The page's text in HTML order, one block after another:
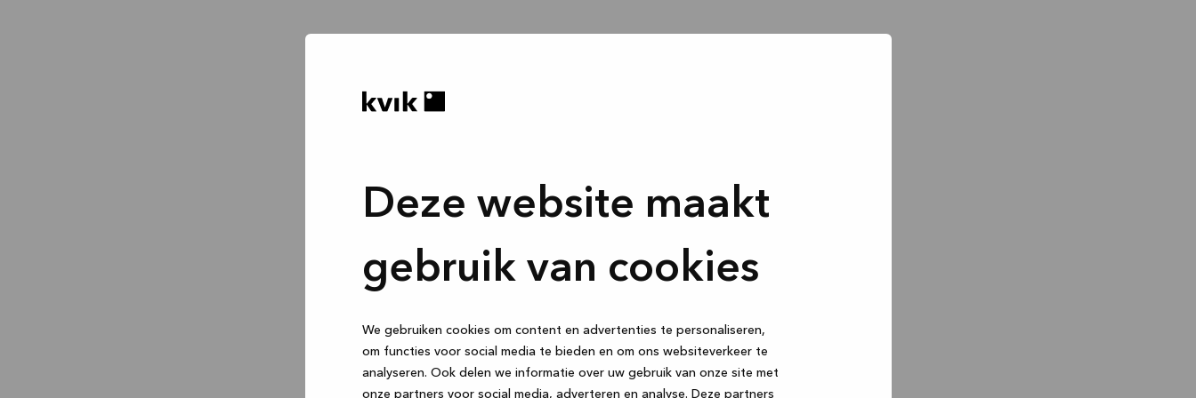
Deze website maakt
gebruik van cookies
We gebruiken cookies om content en advertenties te personaliseren,
om functies voor social media te bieden en om ons websiteverkeer te
analyseren. Ook delen we informatie over uw gebruik van onze site met
onze partners voor social media, adverteren en analyse. Deze partners